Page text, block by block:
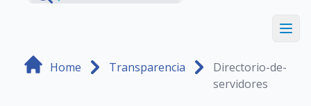
Home Transparencia
Directorio-de-
servidores